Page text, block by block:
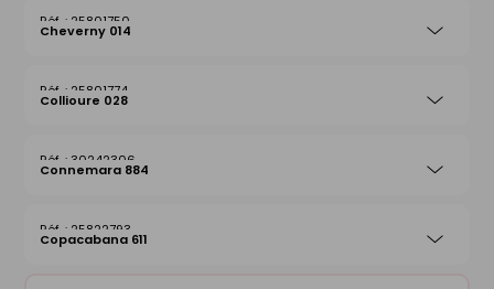
25801750
Cheverny 014
25801774
Collioure 028
30242306
Connemara 884
25822793
Copacabana 611